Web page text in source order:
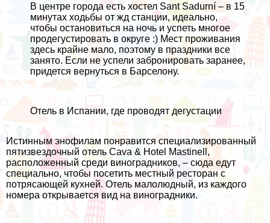
В центре города есть хостел Sant Sadurní – в 15
минутах ходьбы от жд станции, идеально,
чтобы остановиться на ночь и успеть многое
продегустировать в округе :) Мест проживания
здесь крайне мало, поэтому в праздники все
занято. Если не успели забронировать заранее,
придется вернуться в Барселону.
Отель в Испании, где проводят дегустации
Истинным энофилам понравится специализированный
пятизвездочный отель Cava & Hotel Mastinell ,
расположенный среди виноградников, – сюда едут
специально, чтобы посетить местный ресторан с
потрясающей кухней. Отель малолюдный, из каждого
номера открывается вид на виноградники.